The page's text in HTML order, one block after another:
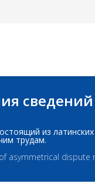
из
трудам.
asymmetrical